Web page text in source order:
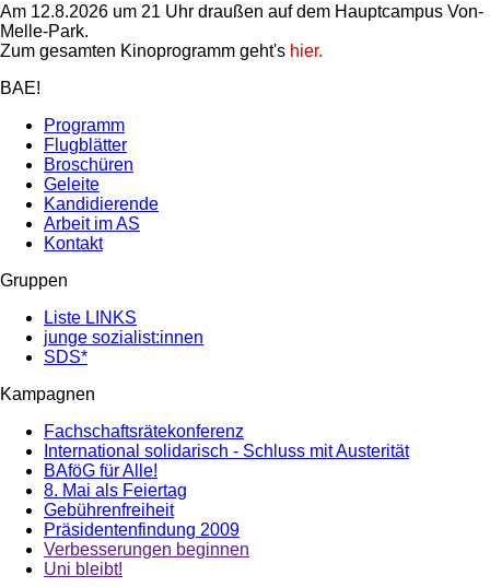
Am 12.8.2026 um 21 Uhr draußen auf dem Hauptcampus Von-
Melle-Park.
Zum gesamten Kinoprogramm geht's hier.
BAE!
Programm
Flugblätter
Broschüren
Geleite
Kandidierende
Arbeit im AS
Kontakt
Gruppen
Liste LINKS
junge sozialist:innen
SDS*
Kampagnen
Fachschaftsrätekonferenz
International solidarisch - Schluss mit Austerität
BAföG für Alle!
8. Mai als Feiertag
Gebührenfreiheit
Präsidentenfindung 2009
Verbesserungen beginnen
Uni bleibt!